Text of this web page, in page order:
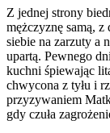
Z jednej strony
mężczyznę samą, z
siebie na zarzuty a
upartą. Pewnego
kuchni śpiewając
chwycona z tyłu i
przyzywaniem
gdy czuła